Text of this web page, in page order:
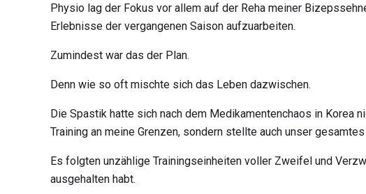
Physio lag der Fokus vor allem auf der Reha meiner
Erlebnisse der vergangenen Saison aufzuarbeiten.
Zumindest war das der Plan.
Denn wie so oft mischte sich das Leben dazwischen.
Die Spastik hatte sich nach dem Medikamentenchaos in Korea
Training an meine Grenzen, sondern stellte auch unser
Es folgten unzählige Trainingseinheiten voller Zweifel und
ausgehalten habt.